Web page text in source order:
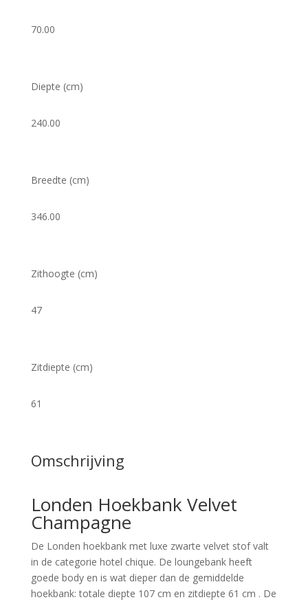
70.00
Diepte (cm)
240.00
Breedte (cm)
346.00
Zithoogte (cm)
47
Zitdiepte (cm)
61
Omschrijving
Londen Hoekbank Velvet
Champagne
De Londen hoekbank met luxe zwarte velvet stof valt
in de categorie hotel chique. De loungebank heeft
goede body en is wat dieper dan de gemiddelde
hoekbank: totale diepte 107 cm en zitdiepte 61 cm . De